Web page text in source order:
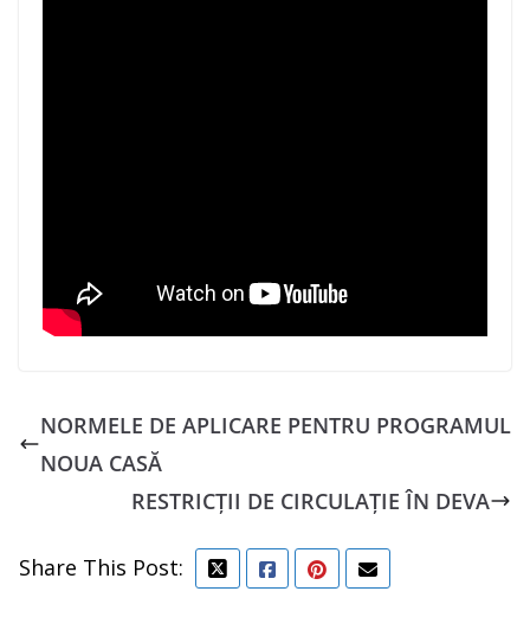
NORMELE DE APLICARE PENTRU PROGRAMUL
NOUA CASĂ
RESTRICȚII DE CIRCULAȚIE ÎN DEVA
Share This Post: